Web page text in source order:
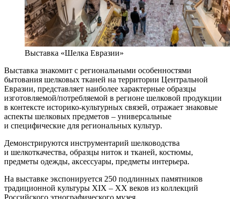
Выставка «Шелка Евразии»
Выставка знакомит с региональными особенностями
бытования шелковых тканей на территории Центральной
Евразии, представляет наиболее характерные образцы
изготовляемой/потребляемой в регионе шелковой продукции
в контексте историко-культурных связей, отражает знаковые
аспекты шелковых предметов – универсальные
и специфические для региональных культур.
Демонстрируются инструментарий шелководства
и шелкоткачества, образцы ниток и тканей, костюмы,
предметы одежды, аксессуары, предметы интерьера.
На выставке экспонируется 250 подлинных памятников
традиционной культуры XIX – XX веков из коллекций
Российского этнографического музея.